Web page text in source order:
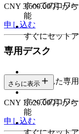
すべてのコワ
能
すぐにセット
CNY 3,600.00/月 から
申し込む
専用デスク
予約された専
すべてのコワ
能
さらに表示
CNY 1,620.00/月 から
申し込む